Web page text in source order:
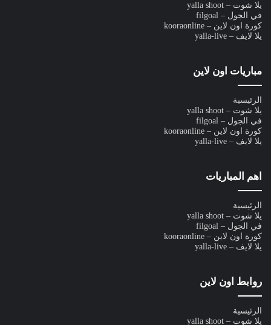
يلا شوت – yalla shoot
في الجول – filgoal
كورة اون لاين – kooraonline
يلا لايف – yalla-live
مباريات اون لاين
الرئيسية
يلا شوت – yalla shoot
في الجول – filgoal
كورة اون لاين – kooraonline
يلا لايف – yalla-live
اهم المباريات
الرئيسية
يلا شوت – yalla shoot
في الجول – filgoal
كورة اون لاين – kooraonline
يلا لايف – yalla-live
روابط اون لاين
الرئيسية
يلا شوت – yalla shoot